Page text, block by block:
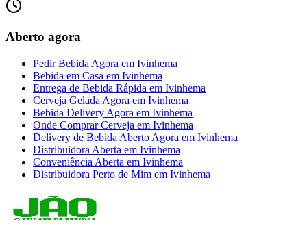
Aberto agora
Pedir Bebida Agora em Ivinhema
Bebida em Casa em Ivinhema
Entrega de Bebida Rápida em Ivinhema
Cerveja Gelada Agora em Ivinhema
Bebida Delivery Agora em Ivinhema
Onde Comprar Cerveja em Ivinhema
Delivery de Bebida Aberto Agora em Ivinhema
Distribuidora Aberta em Ivinhema
Conveniência Aberta em Ivinhema
Distribuidora Perto de Mim em Ivinhema